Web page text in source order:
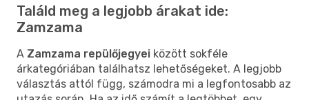
Találd meg a legjobb árakat ide:
Zamzama
A Zamzama repülőjegyei között sokféle
árkategóriában találhatsz lehetőségeket. A legjobb
választás attól függ, számodra mi a legfontosabb az